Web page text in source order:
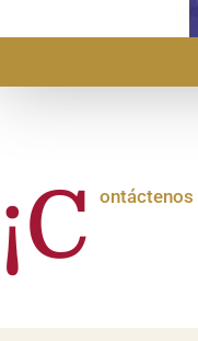
¡C ontáctenos